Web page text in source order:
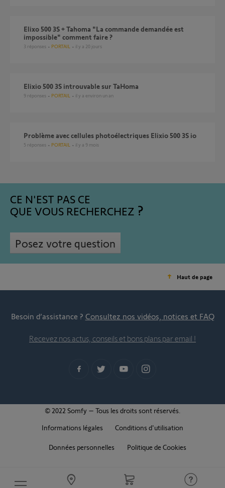
Elixo 500 3S + Tahoma "La commande demandée est
impossible" comment faire ?
3 réponses PORTAIL il y a 20 jours
Elixio 500 3S introuvable sur TaHoma
9 réponses PORTAIL il y a environ un an
Problème avec cellules photoélectriques Elixio 500 3S io
5 réponses PORTAIL il y a 9 mois
CE N'EST PAS CE
QUE VOUS RECHERCHEZ
Posez votre question
Haut de page
Besoin d’assistance ? Consultez nos vidéos, notices et FAQ
Recevez nos actus, conseils et bons plans par email !
© 2022 Somfy – Tous les droits sont réservés.
Informations légales
Conditions d'utilisation
Données personnelles Politique de Cookies